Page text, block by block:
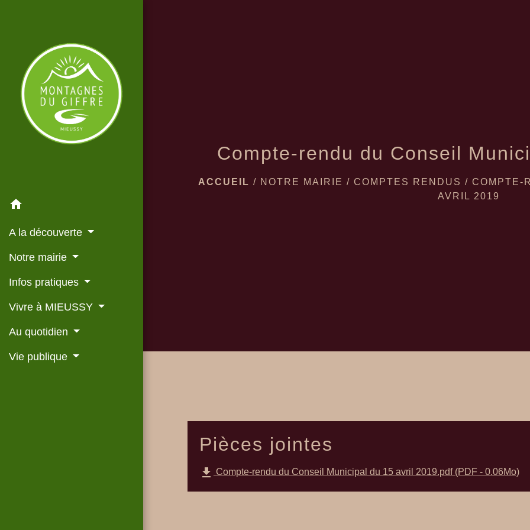
home
A la découverte
Notre mairie
Infos pratiques
Vivre à MIEUSSY
Au quotidien
Vie publique
Compte-rendu du Conseil
ACCUEIL / NOTRE MAIRIE / COMPTES RENDUS / COMPTE-
AVRIL 2019
Pièces jointes
file_download Compte-rendu du Conseil Municipal du 15 avril 2019.pdf (PDF - 0.06Mo)